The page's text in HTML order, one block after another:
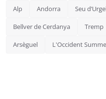
Alp Andorra Seu
Bellver de Cerdanya Tremp
Arsèguel L'Occident